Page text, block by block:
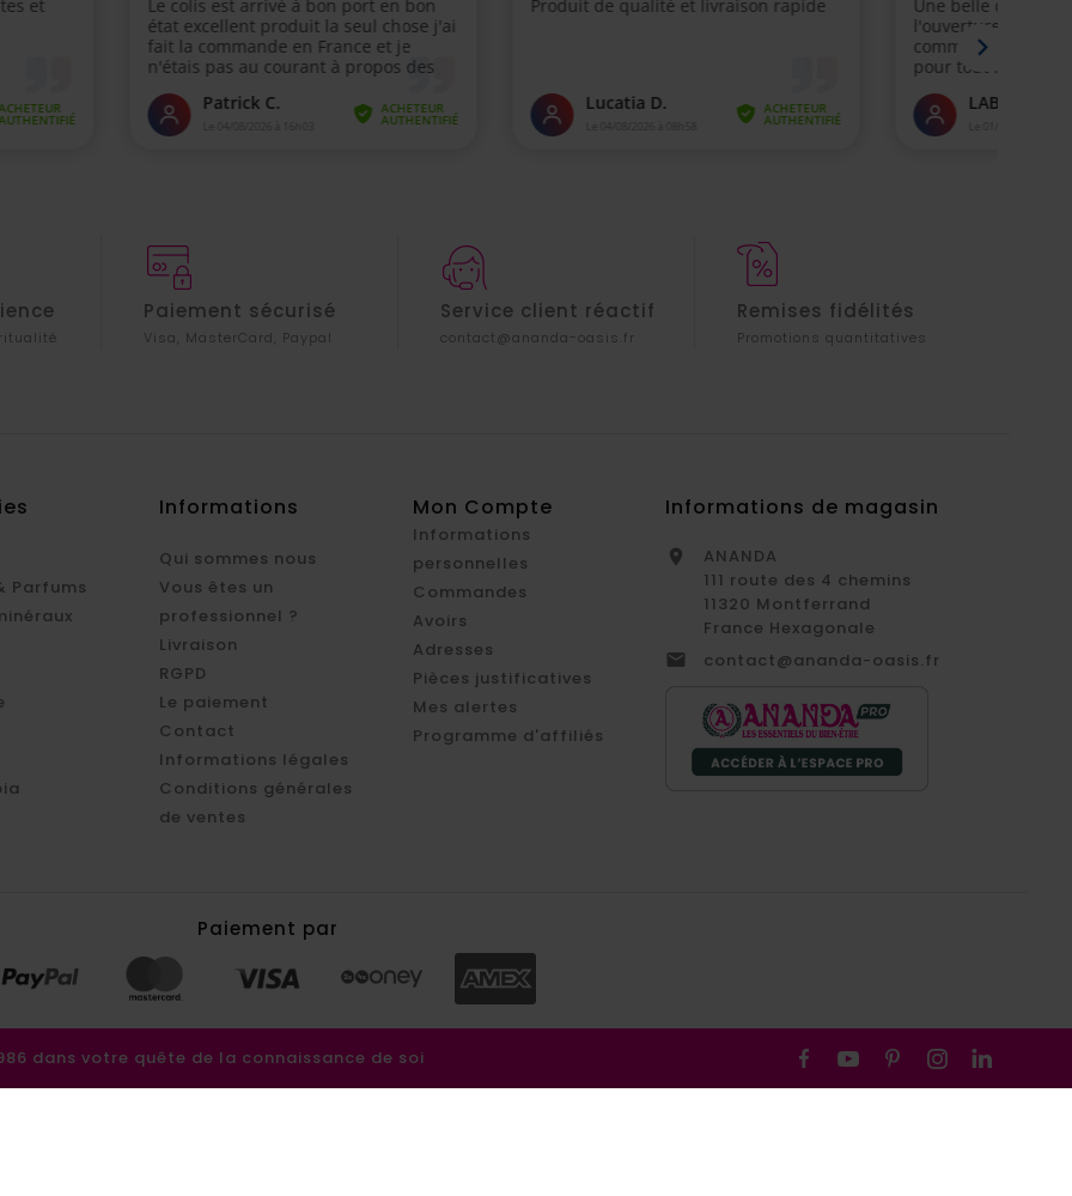
Paiement sécurisé
Visa, MasterCard, Paypal
Service client réactif
contact@ananda-oasis.fr
Remises fidélités
Promotions quantitatives
Parfums
Informations
Qui sommes nous
Vous êtes un
professionnel ?
Livraison
RGPD
Le paiement
Contact
Informations légales
Conditions générales
de ventes
Mon Compte
Informations
personnelles
Commandes
Avoirs
Adresses
Pièces justificatives
Mes alertes
Programme d'affiliés
Informations de magasin

ANANDA
111 route des 4 chemins
11320 Montferrand
France Hexagonale
 contact@ananda-oasis.fr
Paiement par
dans votre quête de la connaissance de soi